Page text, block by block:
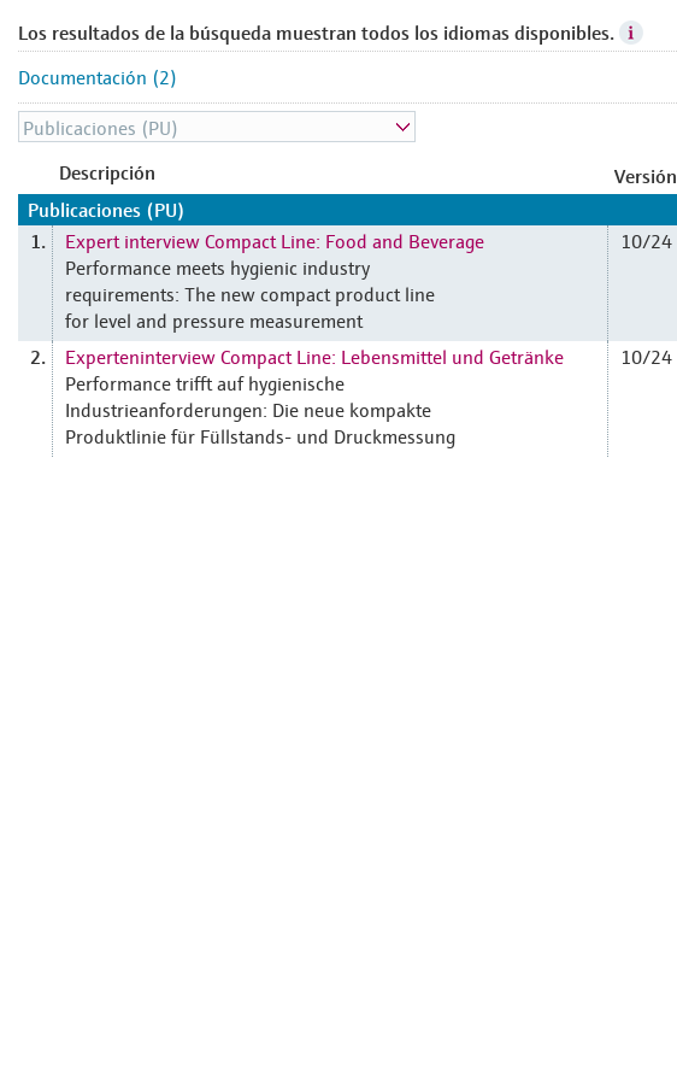
Los resultados de la búsqueda muestran todos los idiomas disponibles.
Documentación (2)
Descripción Versión
Publicaciones (PU)
1.
Expert interview Compact Line: Food and Beverage
Performance meets hygienic industry
requirements: The new compact product line
for level and pressure measurement
10/24
2.
Experteninterview Compact Line: Lebensmittel und Getränke
Performance trifft auf hygienische
Industrieanforderungen: Die neue kompakte
Produktlinie für Füllstands- und Druckmessung
10/24